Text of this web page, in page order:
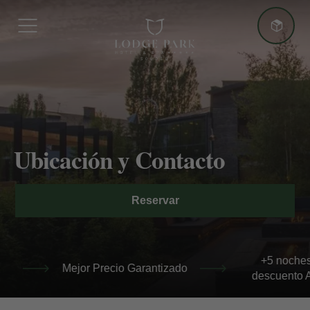
Ubicación y Contacto
Reservar
Garantizado
descuento Adicional
Más Ventajas
Mejor Precio Garantizado
+5 noches: -10% descuento Adicional